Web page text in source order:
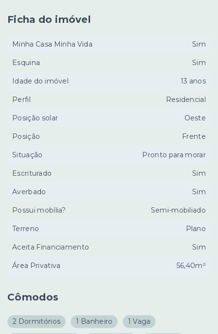
Cômodos
2 Dormitórios 1 Banheiro 1 Vaga
Ficha do imóvel
Minha Casa Minha Vida Sim
Esquina Sim
Idade do imóvel 13 anos
Perfil Residencial
Posição solar Oeste
Posição Frente
Situação Pronto para morar
Escriturado Sim
Averbado Sim
Possui mobília? Semi-mobiliado
Terreno Plano
Aceita Financiamento Sim
Área Privativa 56,40m²